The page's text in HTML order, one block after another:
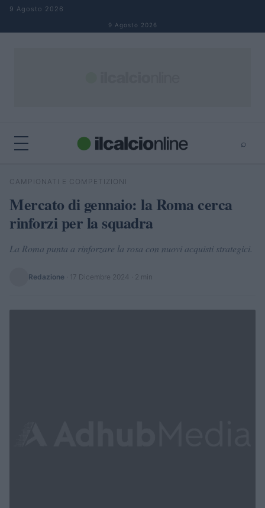
Salta al contenuto
9 Agosto 2026
9 Agosto 2026
⌕
Cerca
CAMPIONATI E COMPETIZIONI
Mercato di gennaio: la Roma cerca
rinforzi per la squadra
La Roma punta a rinforzare la rosa con nuovi acquisti strategici.
Redazione 17 Dicembre 2024 · 2 min